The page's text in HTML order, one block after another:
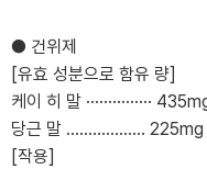
● 건위제
[유효 성분으로 함유 량]
케이 히 말 ···············
당근 말 .................. 225mg
[작용]